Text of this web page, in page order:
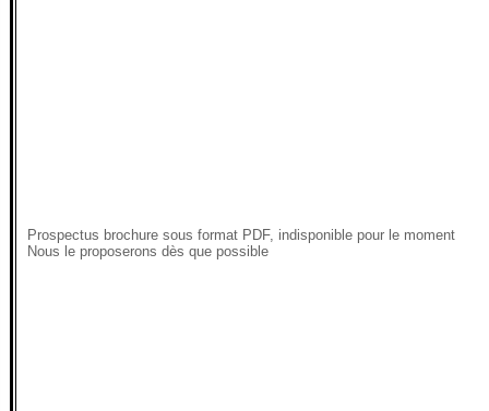
Prospectus brochure sous format PDF, indisponible pour le moment
Nous le proposerons dès que possible